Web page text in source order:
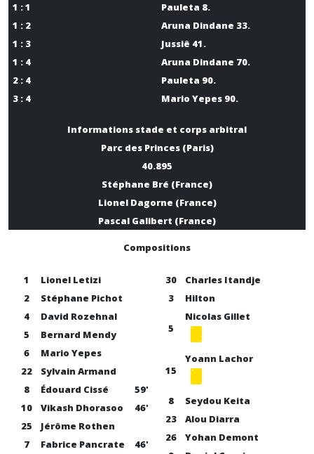
1 : 1
Pauleta 8.
1 : 2
Aruna Dindane 33.
1 : 3
Jussiê 41.
1 : 4
Aruna Dindane 70.
2 : 4
Pauleta 90.
3 : 4
Mario Yepes 90.
Informations stade et corps arbitral
Parc des Princes (Paris)
40.895
Stéphane Bré (France)
Lionel Dagorne (France)
Pascal Galibert (France)
Compositions
1
Lionel Letizi
2
Stéphane Pichot
4
David Rozehnal
5
Bernard Mendy
6
Mario Yepes
22
Sylvain Armand
8
Édouard Cissé
59'
10
Vikash Dhorasoo
46'
25
Jérôme Rothen
7
Fabrice Pancrate 46'
30
Charles Itandje
3
Hilton
5
Nicolas Gillet
15
Yoann Lachor
8
Seydou Keita
23
Alou Diarra
26
Yohan Demont